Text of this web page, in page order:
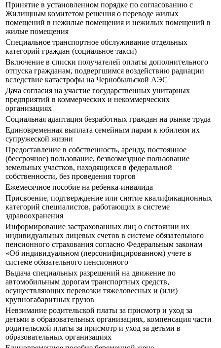
Принятие в установленном порядке по согласованию с
Жилищным комитетом решения о переводе жилых
помещений в нежилые помещения и нежилых помещений в
жилые помещения
Специальное транспортное обслуживание отдельных
категорий граждан (социальное такси)
Включение в списки получателей оплаты дополнительного
отпуска гражданам, подвергшимся воздействию радиации
вследствие катастрофы на Чернобыльской АЭС
Дача согласия на участие государственных унитарных
предприятий в коммерческих и некоммерческих
организациях
Социальная адаптация безработных граждан на рынке труда
Единовременная выплата семейным парам к юбилеям их
супружеской жизни
Предоставление в собственность, аренду, постоянное
(бессрочное) пользование, безвозмездное пользование
земельных участков, находящихся в федеральной
собственности, без проведения торгов
Ежемесячное пособие на ребенка-инвалида
Присвоение, подтверждение или снятие квалификационных
категорий специалистов, работающих в системе
здравоохранения
Информирование застрахованных лиц о состоянии их
индивидуальных лицевых счетов в системе обязательного
пенсионного страхования согласно Федеральным законам
«Об индивидуальном (персонифицированном) учете в
системе обязательного пенсионного
Выдача специальных разрешений на движение по
автомобильным дорогам транспортных средств,
осуществляющих перевозки тяжеловесных и (или)
крупногабаритных грузов
Невзимание родительской платы за присмотр и уход за
детьми в образовательных организациях, компенсация части
родительской платы за присмотр и уход за детьми в
образовательных организациях